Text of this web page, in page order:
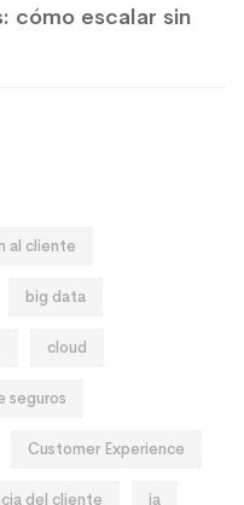
cómo escalar sin
al cliente
big data
cloud
seguros
Customer Experience
del cliente ia